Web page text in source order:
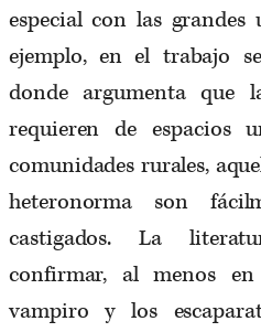
especial con las
ejemplo, en el trabajo
donde argumenta que
requieren de espacios
comunidades rurales,
heteronorma son
castigados. La
confirmar, al menos
vampiro y los